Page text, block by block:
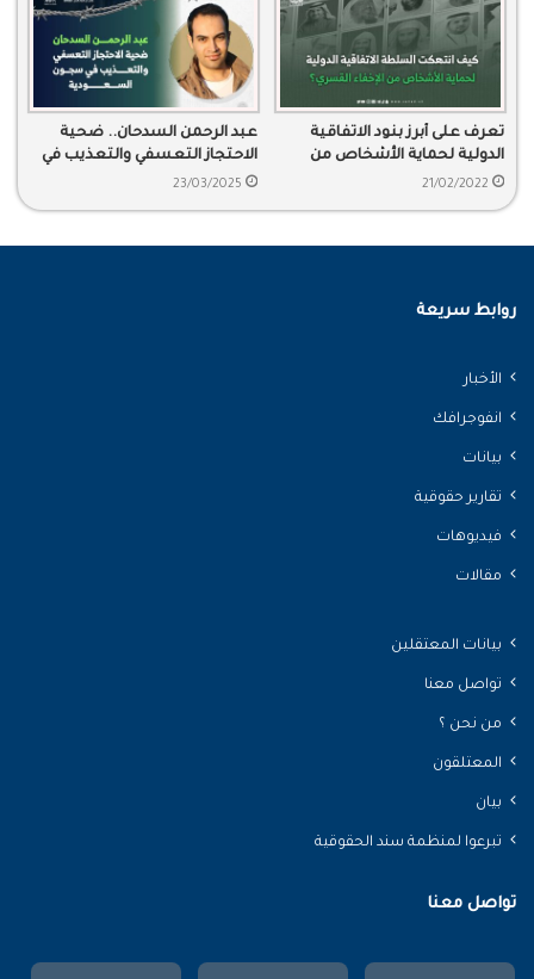
تعرف على أبرز بنود الاتفاقية
الدولية لحماية الأشخاص من
الإخفاء القسري
21/02/2022
عبد الرحمن السدحان.. ضحية
الاحتجاز التعسفي والتعذيب في
سجون السعودية
23/03/2025
روابط سريعة
الأخبار
انفوجرافك
بيانات
تقارير حقوقية
فيديوهات
مقالات
بيانات المعتقلين
تواصل معنا
من نحن ؟
المعتلقون
بيان
تبرعوا لمنظمة سند الحقوقية
تواصل معنا